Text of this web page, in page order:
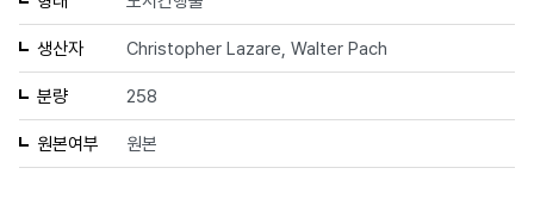
생산자 Christopher Lazare, Walter Pach
분량 258
원본여부 원본